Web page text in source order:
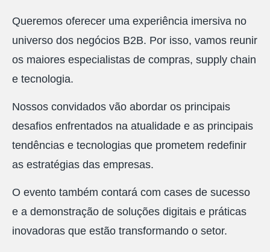
Queremos oferecer uma experiência imersiva no
universo dos negócios B2B. Por isso, vamos reunir
os maiores especialistas de compras, supply chain
e tecnologia.
Nossos convidados vão abordar os principais
desafios enfrentados na atualidade e as principais
tendências e tecnologias que prometem redefinir
as estratégias das empresas.
O evento também contará com cases de sucesso
e a demonstração de soluções digitais e práticas
inovadoras que estão transformando o setor.